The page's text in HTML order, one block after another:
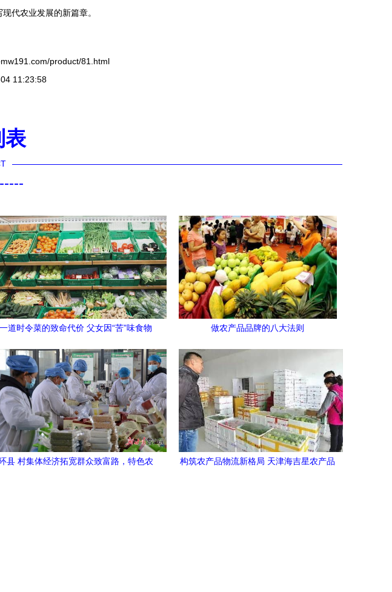
代农业发展的新篇章。
product/81.html
11:23:58
表
一道时令菜的致命代价 父女因“苦”味食物
做农产品品牌的八大法则
县 村集体经济拓宽群众致富路，特色农
构筑农产品物流新格局 天津海吉星农产品